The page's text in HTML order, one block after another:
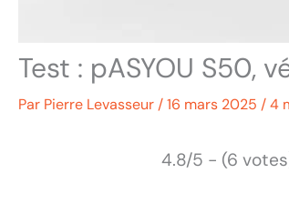
Test : pASYOU S50,
Par Pierre Levasseur /16 mars 2025 /4
4.8/5 - (6